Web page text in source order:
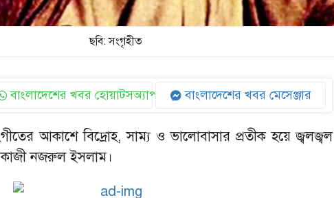
ছবি: সংগৃহীত
বাংলাদেশের খবর হোয়াটসঅ্যাপ বাংলাদেশের খবর মেসেঞ্জার
আকাশে বিদ্রোহ, সাম্য ও ভালোবাসার প্রতীক হয়ে জ্বলজ্বল
নজরুল ইসলাম।